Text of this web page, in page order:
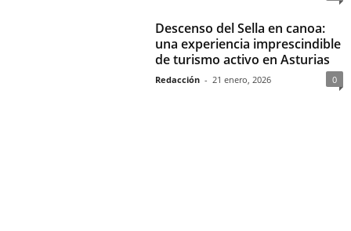
Descenso del Sella en canoa:
una experiencia imprescindible
de turismo activo en Asturias
Redacción - 21 enero, 2026 0